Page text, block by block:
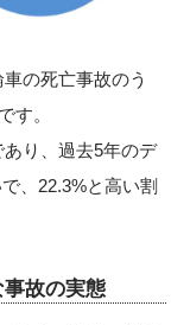
の死亡事故のう
す。
り、過去5年のデ
、22.3%と高い割
故の実態